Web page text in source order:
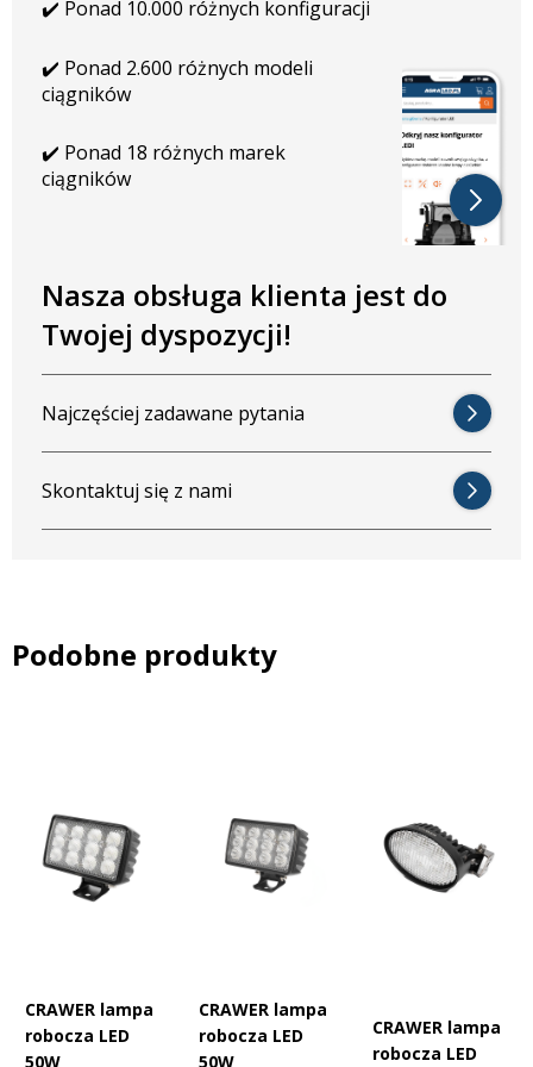
Brak wtyczki w zestawie
Uchwyt: obrotowy
9 diod LED firmy Osram
Światło skupione
Długość: 164,7 mm
Głębokość: 74,8 mm
Szerokość uchwytu: 40 mm
Solidna konstrukcja i profesjonalne
podłączenie
Reflektor CRAWER LED 50W wyposażony jest w złącze Deutsch
2-pin, które umożliwia szybkie i bezpieczne podłączenie w
zabezpiecza reflektor przed wodą i kurzem, a tłumienie zakłóceń
EMC klasy CISPR 4 eliminuje interferencje z radiem i elektroniką
Holland
Podczas opracowywania tego modelu firma CRAWER
odwzorowała konstrukcję i wymiary fabrycznych reflektorów
New Holland:
84254566
Massey Ferguson:3786668M91 / 378668M91 /
✔️ Ponad 10.000 różnych konfiguracji
✔️ Ponad 2.600 różnych modeli
ciągników
✔️ Ponad 18 różnych marek
ciągników
Nasza obsługa klienta jest do
Twojej dyspozycji!
Najczęściej zadawane pytania
Skontaktuj się z nami
Podobne produkty
CRAWER lampa
robocza LED
50W
CRAWER lampa
robocza LED
50W
CRAWER lampa
robocza LED